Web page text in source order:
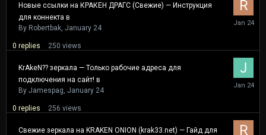
Новые ссылки на КРАКЕН ДРАГС (Свежие) — Инструкция
для коннекта в
By Robertbak January 24
0 replies 250 views
January
24
KrAkeN?? зеркала — Только рабочие адреса для
подключения на сайт! в
By Jamespag January 24
0 replies 256 views
January
24
Свежие зеркала на KRAKEN ONION (krak33.net) — Гайд для